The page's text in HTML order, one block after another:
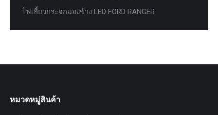
ไฟเลี้ยวกระจกมองข้าง LED FORD RANGER
หมวดหมู่สินค้า